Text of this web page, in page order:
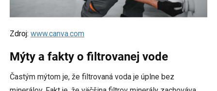
Zdroj: www.canva.com
Mýty a fakty o filtrovanej vode
Častým mýtom je, že filtrovaná voda je úplne bez